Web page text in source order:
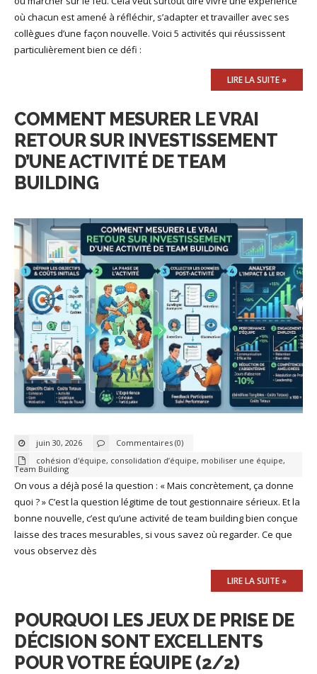
où chacun est amené à réfléchir, s’adapter et travailler avec ses
collègues d’une façon nouvelle. Voici 5 activités qui réussissent
particulièrement bien ce défi :
LIRE LA SUITE »
COMMENT MESURER LE VRAI
RETOUR SUR INVESTISSEMENT
D’UNE ACTIVITÉ DE TEAM
BUILDING
juin 30, 2026
Commentaires (0)
cohésion d'équipe, consolidation d’équipe, mobiliser une équipe,
Team Building
On vous a déjà posé la question : « Mais concrètement, ça donne
quoi ? » C’est la question légitime de tout gestionnaire sérieux. Et la
bonne nouvelle, c’est qu’une activité de team building bien conçue
laisse des traces mesurables, si vous savez où regarder. Ce que
vous observez dès
LIRE LA SUITE »
POURQUOI LES JEUX DE PRISE DE
DÉCISION SONT EXCELLENTS
POUR VOTRE ÉQUIPE (2/2)